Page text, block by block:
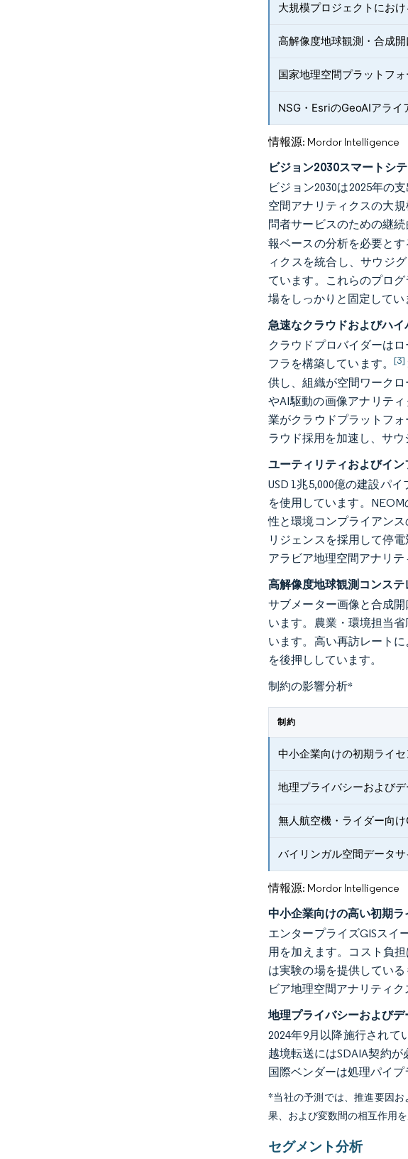
大規模プロジェクトにおけ
高解像度地球観測・合成
国家地理空間プラットフ
NSG・EsriのGeoAIアライ
情報源: Mordor Intelligence
ビジョン2030スマートシ
ビジョン2030は2025年の
空間アナリティクスの大
問者サービスのための継
報ベースの分析を必要と
ィクスを統合し、サウジ
ています。これらのプロ
場をしっかりと固定してい
急速なクラウドおよびハ
クラウドプロバイダーは
フラを構築しています。 [3]
供し、組織が空間ワーク
やAI駆動の画像アナリテ
業がクラウドプラットフ
ラウド採用を加速し、サ
ユーティリティおよびイ
USD 1兆5,000億の建設パ
を使用しています。
性と環境コンプライアン
リジェンスを採用して停
アラビア地理空間アナリ
高解像度地球観測コンス
サブメーター画像と合成
います。農業・環境担当
います。高い再訪レート
を後押ししています。
制約の影響分析*
制約
中小企業向けの初期ライ
地理プライバシーおよび
無人航空機・ライダー向
バイリンガル空間データ
情報源: Mordor Intelligence
中小企業向けの高い初期
エンタープライズGISスイ
用を加えます。コスト負
は実験の場を提供してい
ビア地理空間アナリティ
地理プライバシーおよび
2024年9月以降施行されて
越境転送にはSDAIA契約
国際ベンダーは処理パイ
*当社の予測では、推進要因
果、および変数間の相互作用を
セグメント分析